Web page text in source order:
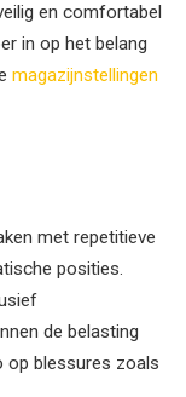
en comfortabel
in op het belang
magazijnstellingen
met repetitieve
posities.
de belasting
op blessures zoals